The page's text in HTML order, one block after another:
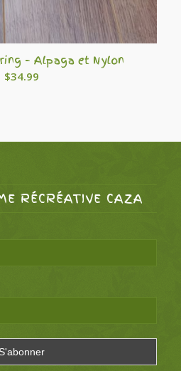
– Alpaga et Nylon
$34.99
RÉCRÉATIVE CAZA